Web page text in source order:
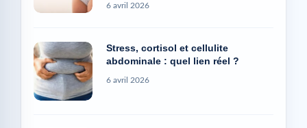
6 avril 2026
Stress, cortisol et cellulite
abdominale : quel lien réel ?
6 avril 2026